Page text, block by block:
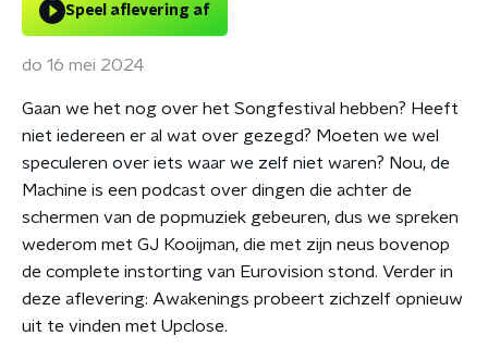
Speel aflevering af
do 16 mei 2024
Gaan we het nog over het Songfestival hebben? Heeft
niet iedereen er al wat over gezegd? Moeten we wel
speculeren over iets waar we zelf niet waren? Nou, de
Machine is een podcast over dingen die achter de
schermen van de popmuziek gebeuren, dus we spreken
wederom met GJ Kooijman, die met zijn neus bovenop
de complete instorting van Eurovision stond. Verder in
deze aflevering: Awakenings probeert zichzelf opnieuw
uit te vinden met Upclose.